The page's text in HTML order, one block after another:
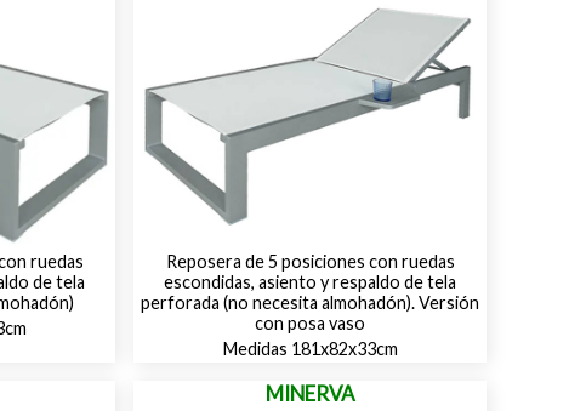
ruedas
de tela
Reposera de 5 posiciones con ruedas
escondidas, asiento y respaldo de tela
perforada (no necesita almohadón). Versión
con posa vaso
Medidas 181x82x33cm
MINERVA